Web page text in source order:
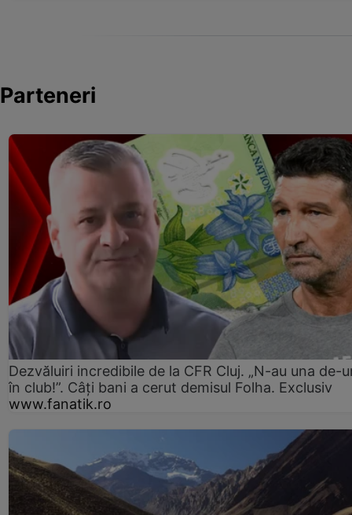
Parteneri
Dezvăluiri incredibile de la CFR Cluj. „N-au una de-
în club!”. Câți bani a cerut demisul Folha. Exclusiv
www.fanatik.ro